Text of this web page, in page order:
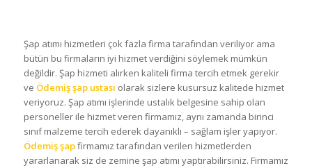
Şap atımı hizmetleri çok fazla firma tarafından veriliyor ama
bütün bu firmaların iyi hizmet verdiğini söylemek mümkün
değildir. Şap hizmeti alırken kaliteli firma tercih etmek gerekir
ve Ödemiş şap ustası olarak sizlere kusursuz kalitede hizmet
veriyoruz. Şap atımı işlerinde ustalık belgesine sahip olan
personeller ile hizmet veren firmamız, aynı zamanda birinci
sınıf malzeme tercih ederek dayanıklı – sağlam işler yapıyor.
Ödemiş şapfirmamız tarafından verilen hizmetlerden
yararlanarak siz de zemine şap atımı yaptırabilirsiniz. Firmamız